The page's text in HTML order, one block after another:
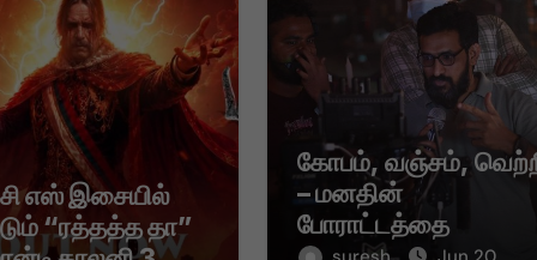
எஸ் இசையில்
“ரத்தத்த தா”
கோபம், வஞ்சம்,
– மனதின்
போராட்டத்தை